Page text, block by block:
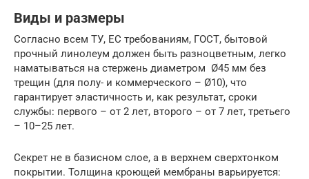
Виды и размеры
Согласно всем ТУ, ЕС требованиям, ГОСТ, бытовой
прочный линолеум должен быть разноцветным, легко
наматываться на стержень диаметром Ø45 мм без
трещин (для полу- и коммерческого – Ø10), что
гарантирует эластичность и, как результат, сроки
службы: первого – от 2 лет, второго – от 7 лет, третьего
– 10–25 лет.
Секрет не в базисном слое, а в верхнем сверхтонком
покрытии. Толщина кроющей мембраны варьируется: